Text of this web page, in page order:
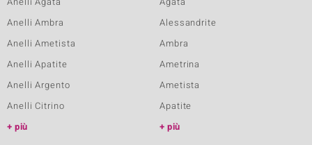
Anelli Ambra
Anelli Ametista
Anelli Apatite
Anelli Argento
Anelli Citrino
più
Alessandrite
Ambra
Ametrina
Ametista
Apatite
più